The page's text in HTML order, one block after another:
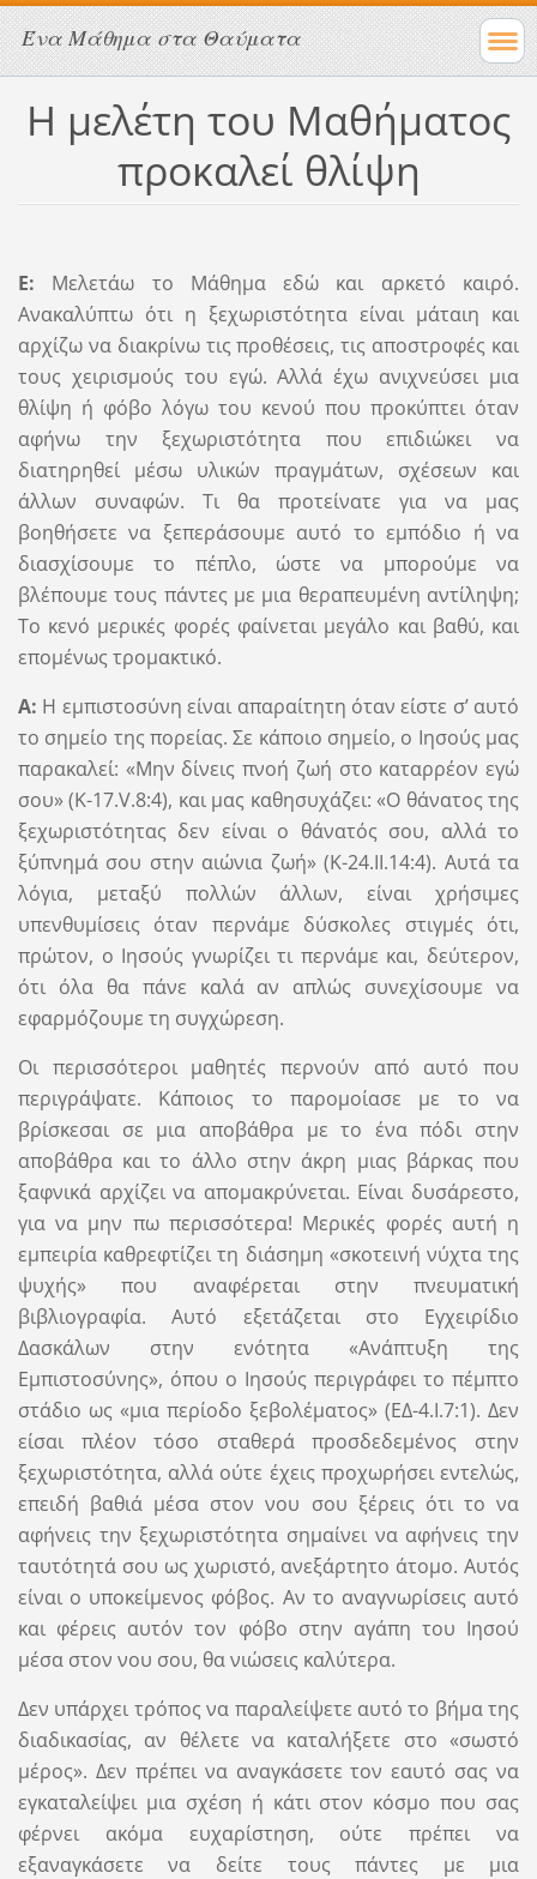
Ένα Μάθημα στα Θαύματα
Η μελέτη του Μαθήματος
προκαλεί θλίψη
Ε: Μελετάω το Μάθημα εδώ και αρκετό καιρό.
Ανακαλύπτω ότι η ξεχωριστότητα είναι μάταιη και
αρχίζω να διακρίνω τις προθέσεις, τις αποστροφές και
τους χειρισμούς του εγώ. Αλλά έχω ανιχνεύσει μια
θλίψη ή φόβο λόγω του κενού που προκύπτει όταν
αφήνω την ξεχωριστότητα που επιδιώκει να
διατηρηθεί μέσω υλικών πραγμάτων, σχέσεων και
άλλων συναφών. Τι θα προτείνατε για να μας
βοηθήσετε να ξεπεράσουμε αυτό το εμπόδιο ή να
διασχίσουμε το πέπλο, ώστε να μπορούμε να
βλέπουμε τους πάντες με μια θεραπευμένη αντίληψη;
Το κενό μερικές φορές φαίνεται μεγάλο και βαθύ, και
επομένως τρομακτικό.
Α: Η εμπιστοσύνη είναι απαραίτητη όταν είστε σ’ αυτό
το σημείο της πορείας. Σε κάποιο σημείο, ο Ιησούς μας
παρακαλεί: «Μην δίνεις πνοή ζωή στο καταρρέον εγώ
σου» (Κ-17.V.8:4), και μας καθησυχάζει: «Ο θάνατος της
ξεχωριστότητας δεν είναι ο θάνατός σου, αλλά το
ξύπνημά σου στην αιώνια ζωή» (Κ-24.II.14:4). Αυτά τα
λόγια, μεταξύ πολλών άλλων, είναι χρήσιμες
υπενθυμίσεις όταν περνάμε δύσκολες στιγμές ότι,
πρώτον, ο Ιησούς γνωρίζει τι περνάμε και, δεύτερον,
ότι όλα θα πάνε καλά αν απλώς συνεχίσουμε να
εφαρμόζουμε τη συγχώρεση.
Οι περισσότεροι μαθητές περνούν από αυτό που
περιγράψατε. Κάποιος το παρομοίασε με το να
βρίσκεσαι σε μια αποβάθρα με το ένα πόδι στην
αποβάθρα και το άλλο στην άκρη μιας βάρκας που
ξαφνικά αρχίζει να απομακρύνεται. Είναι δυσάρεστο,
για να μην πω περισσότερα! Μερικές φορές αυτή η
εμπειρία καθρεφτίζει τη διάσημη «σκοτεινή νύχτα της
ψυχής» που αναφέρεται στην πνευματική
βιβλιογραφία. Αυτό εξετάζεται στο Εγχειρίδιο
Δασκάλων στην ενότητα «Ανάπτυξη της
Εμπιστοσύνης», όπου ο Ιησούς περιγράφει το πέμπτο
στάδιο ως «μια περίοδο ξεβολέματος» (ΕΔ-4.Ι.7:1). Δεν
είσαι πλέον τόσο σταθερά προσδεδεμένος στην
ξεχωριστότητα, αλλά ούτε έχεις προχωρήσει εντελώς,
επειδή βαθιά μέσα στον νου σου ξέρεις ότι το να
αφήνεις την ξεχωριστότητα σημαίνει να αφήνεις την
ταυτότητά σου ως χωριστό, ανεξάρτητο άτομο. Αυτός
είναι ο υποκείμενος φόβος. Αν το αναγνωρίσεις αυτό
και φέρεις αυτόν τον φόβο στην αγάπη του Ιησού
μέσα στον νου σου, θα νιώσεις καλύτερα.
Δεν υπάρχει τρόπος να παραλείψετε αυτό το βήμα της
διαδικασίας, αν θέλετε να καταλήξετε στο «σωστό
μέρος». Δεν πρέπει να αναγκάσετε τον εαυτό σας να
εγκαταλείψει μια σχέση ή κάτι στον κόσμο που σας
φέρνει ακόμα ευχαρίστηση, ούτε πρέπει να
εξαναγκάσετε να δείτε τους πάντες με μια